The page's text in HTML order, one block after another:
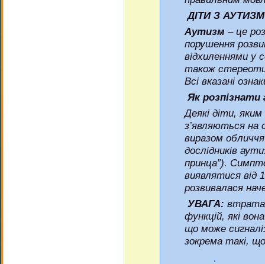
ДІТИ З
Аутизм – це
порушення
відхиленнями у
також
Всі вказані
Як
Деякі діти,
з’являються на
виразом
дослідників
принца”).
виявлятися від
розвивалася
УВАГА: втрата
функцій, які
що може
зокрема такі,